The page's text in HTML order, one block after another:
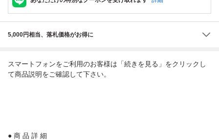
5,000円相当、落札価格がお得に
スマートフォンをご利用のお客様は「続きを見る」をクリックし
て商品説明をご確認して下さい。
● 商 品 詳 細